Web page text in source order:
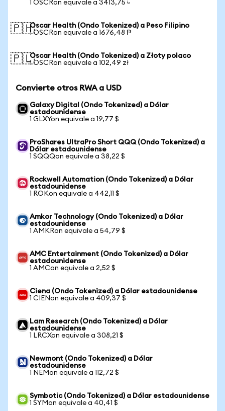
1 OSCRon equivale a 3413,75 ৳
🇵🇭Oscar Health (Ondo Tokenized) a Peso Filipino
1 OSCRon equivale a 1676,48 ₱
🇵🇱Oscar Health (Ondo Tokenized) a Złoty polaco
1 OSCRon equivale a 102,49 zł
Convierte otros RWA a USD
Galaxy Digital (Ondo Tokenized) a Dólar
estadounidense
1 GLXYon equivale a 19,77 $
ProShares UltraPro Short QQQ (Ondo Tokenized) a
Dólar estadounidense
1 SQQQon equivale a 38,22 $
Rockwell Automation (Ondo Tokenized) a Dólar
estadounidense
1 ROKon equivale a 442,11 $
Amkor Technology (Ondo Tokenized) a Dólar
estadounidense
1 AMKRon equivale a 54,79 $
AMC Entertainment (Ondo Tokenized) a Dólar
estadounidense
1 AMCon equivale a 2,52 $
Ciena (Ondo Tokenized) a Dólar estadounidense
1 CIENon equivale a 409,37 $
Lam Research (Ondo Tokenized) a Dólar
estadounidense
1 LRCXon equivale a 308,21 $
Newmont (Ondo Tokenized) a Dólar
estadounidense
1 NEMon equivale a 112,72 $
Symbotic (Ondo Tokenized) a Dólar estadounidense
1 SYMon equivale a 40,41 $